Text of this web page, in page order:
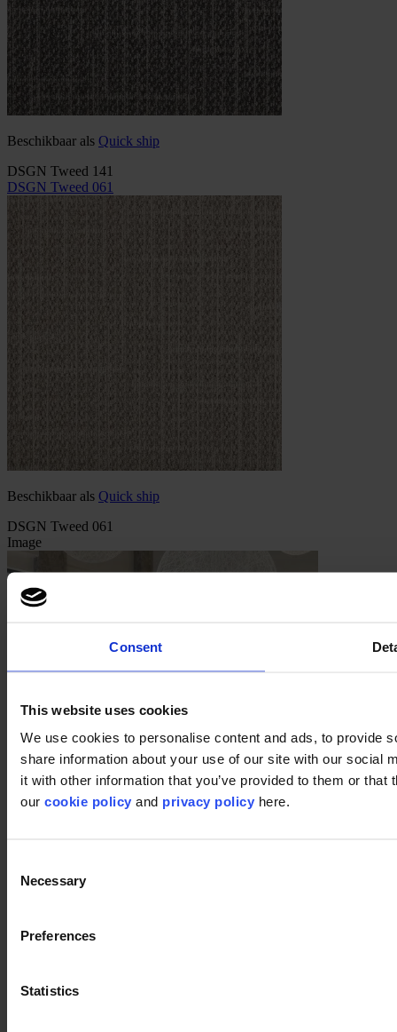
Consent
This website uses cookies
We use cookies to personalise content and ads, to provide
share information about your use of our site with our social
it with other information that you’ve provided to them or
our cookie policy and privacy policy here.
Selection
Necessary
Preferences
Statistics
Beschikbaar als Quick ship
DSGN Tweed 141
DSGN Tweed 061
Beschikbaar als Quick ship
DSGN Tweed 061
Image